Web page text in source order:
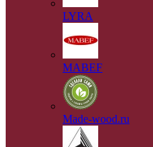
LYRA
MABEF
Made-wood.ru